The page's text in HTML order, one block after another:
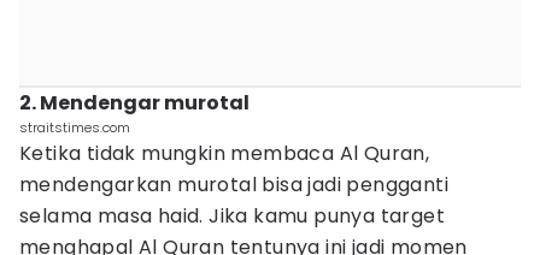
2. Mendengar murotal
straitstimes.com
Ketika tidak mungkin membaca Al Quran,
mendengarkan murotal bisa jadi pengganti
selama masa haid. Jika kamu punya target
menghapal Al Quran tentunya ini jadi momen